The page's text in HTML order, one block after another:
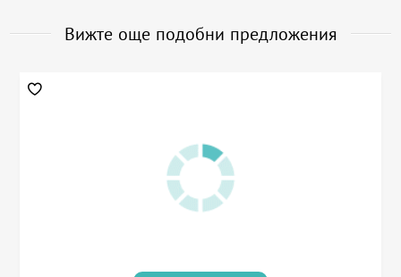
Вижте още подобни предложения